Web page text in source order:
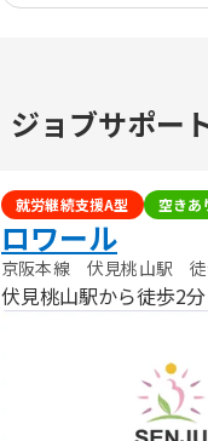
ジョブサポー
就労継続支援A型 空きあ
ロワール
京阪本線 伏見桃山駅
伏見桃山駅から徒歩2